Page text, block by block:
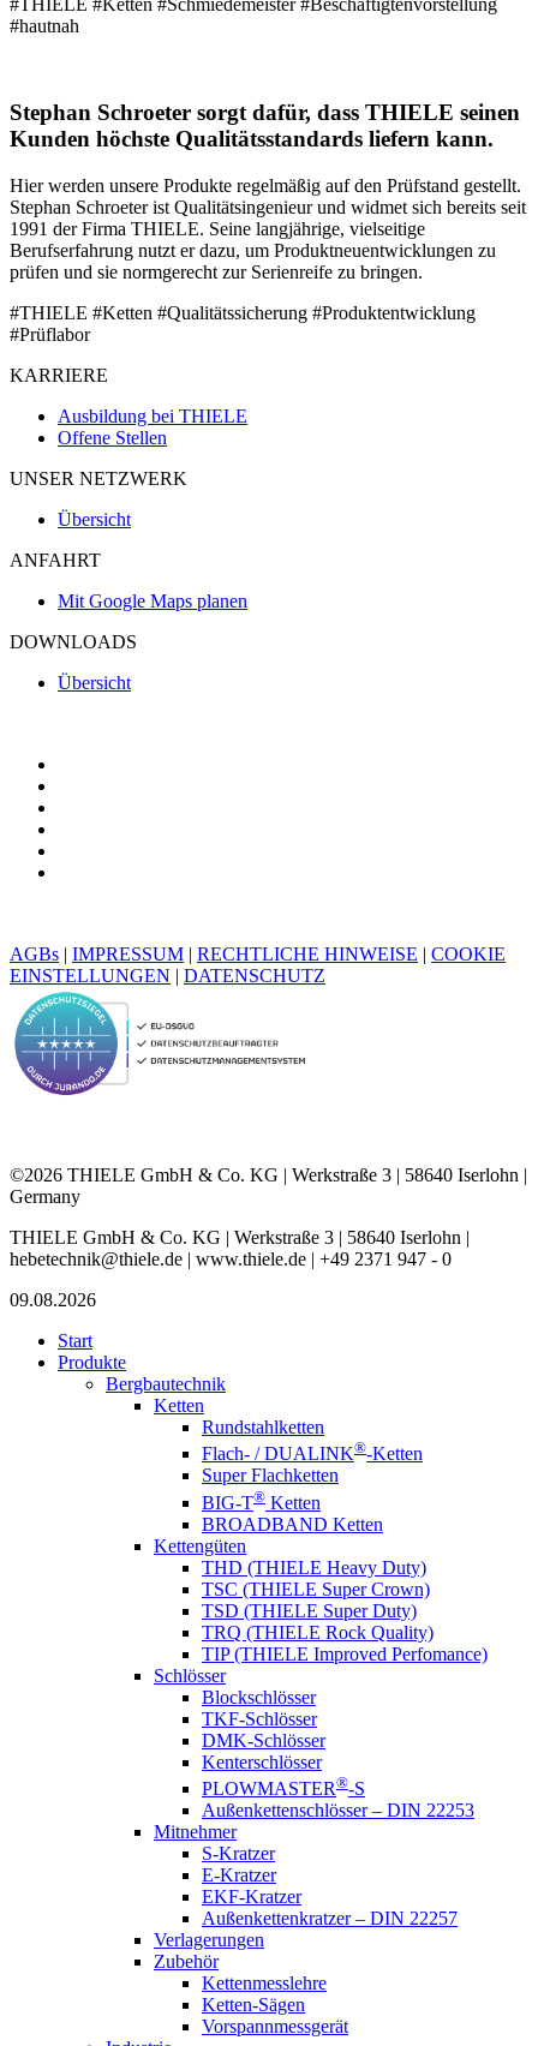
#hautnah
Stephan Schroeter sorgt dafür, dass THIELE seinen
Kunden höchste Qualitätsstandards liefern kann.
Hier werden unsere Produkte regelmäßig auf den Prüfstand gestellt.
Stephan Schroeter ist Qualitätsingenieur und widmet sich bereits seit
1991 der Firma THIELE. Seine langjährige, vielseitige
Berufserfahrung nutzt er dazu, um Produktneuentwicklungen zu
prüfen und sie normgerecht zur Serienreife zu bringen.
#THIELE #Ketten #Qualitätssicherung #Produktentwicklung
#Prüflabor
KARRIERE
Ausbildung bei THIELE
Offene Stellen
UNSER NETZWERK
Übersicht
ANFAHRT
Mit Google Maps planen
DOWNLOADS
Übersicht
AGBs | IMPRESSUM | RECHTLICHE HINWEISE | COOKIE
EINSTELLUNGEN | DATENSCHUTZ
©2026 THIELE GmbH & Co. KG | Werkstraße 3 | 58640 Iserlohn |
Germany
THIELE GmbH & Co. KG | Werkstraße 3 | 58640 Iserlohn |
hebetechnik@thiele.de | www.thiele.de | +49 2371 947 - 0
09.08.2026
Start
Produkte
Bergbautechnik
Ketten
Rundstahlketten
Flach- / DUALINK®-Ketten
Super Flachketten
BIG-T® Ketten
BROADBAND Ketten
Kettengüten
THD (THIELE Heavy Duty)
TSC (THIELE Super Crown)
TSD (THIELE Super Duty)
TRQ (THIELE Rock Quality)
TIP (THIELE Improved Perfomance)
Schlösser
Blockschlösser
TKF-Schlösser
DMK-Schlösser
Kenterschlösser
PLOWMASTER®-S
Außenkettenschlösser – DIN 22253
Mitnehmer
S-Kratzer
E-Kratzer
EKF-Kratzer
Außenkettenkratzer – DIN 22257
Verlagerungen
Zubehör
Kettenmesslehre
Ketten-Sägen
Vorspannmessgerät